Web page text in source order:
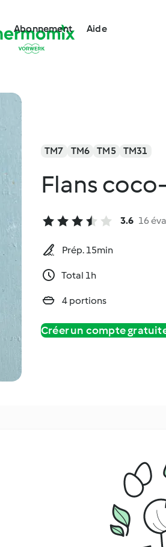
Abonnement Aide
TM7 TM6 TM5 TM31
Flans
3.6 16
Prép. 15min
Total 1h
4 portions
Créer un compte